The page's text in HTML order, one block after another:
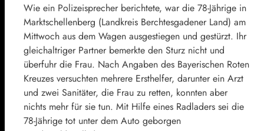
Wie ein Polizeisprecher berichtete, war die 78-Jährige in
Marktschellenberg (Landkreis Berchtesgadener Land) am
Mittwoch aus dem Wagen ausgestiegen und gestürzt. Ihr
gleichaltriger Partner bemerkte den Sturz nicht und
überfuhr die Frau. Nach Angaben des Bayerischen Roten
Kreuzes versuchten mehrere Ersthelfer, darunter ein Arzt
und zwei Sanitäter, die Frau zu retten, konnten aber
nichts mehr für sie tun. Mit Hilfe eines Radladers sei die
78-Jährige tot unter dem Auto geborgen